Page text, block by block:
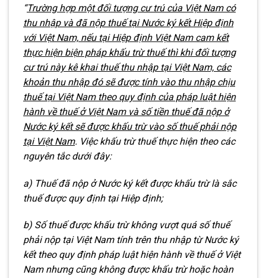
“Trường hợp một đối tượng cư trú của Việt Nam có
thu nhập và đã nộp thuế tại Nước ký kết Hiệp định
với Việt Nam, nếu tại Hiệp định Việt Nam cam kết
thực hiện biện pháp khấu trừ thuế thì khi đối tượng
cư trú này kê khai thuế thu nhập tại Việt Nam, các
khoản thu nhập đó sẽ được tính vào thu nhập chịu
thuế tại Việt Nam theo quy định của pháp luật hiện
hành về thuế ở Việt Nam và số tiền thuế đã nộp ở
Nước ký kết sẽ được khấu trừ vào số thuế phải nộp
tại Việt Nam. Việc khấu trừ thuế thực hiện theo các
nguyên tắc dưới đây:
a) Thuế đã nộp ở Nước ký kết được khấu trừ là sắc
thuế được quy định tại Hiệp định;
b) Số thuế được khấu trừ không vượt quá số thuế
phải nộp tại Việt Nam tính trên thu nhập từ Nước ký
kết theo quy định pháp luật hiện hành về thuế ở Việt
Nam nhưng cũng không được khấu trừ hoặc hoàn